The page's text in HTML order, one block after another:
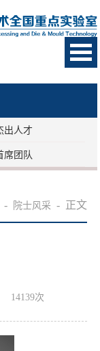
出人才
席团队
- 院士风采 - 正文
14139次